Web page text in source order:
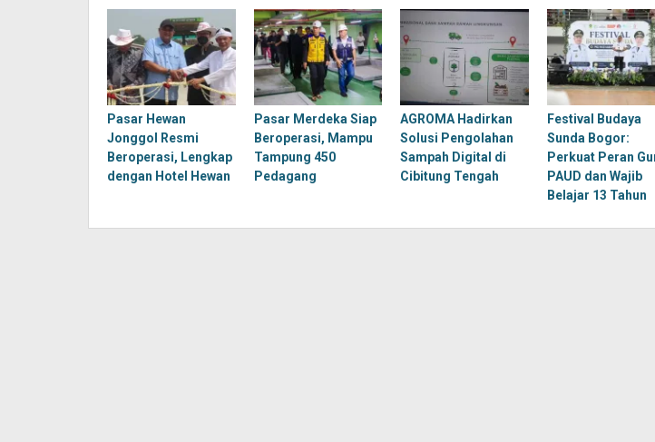
Pasar Hewan
Jonggol Resmi
Beroperasi, Lengkap
dengan Hotel Hewan
Pasar Merdeka Siap
Beroperasi, Mampu
Tampung 450
Pedagang
AGROMA Hadirkan
Solusi Pengolahan
Sampah Digital di
Cibitung Tengah
Festival Budaya
Sunda Bogor:
Perkuat Peran
PAUD dan Wajib
Belajar 13 Tahun